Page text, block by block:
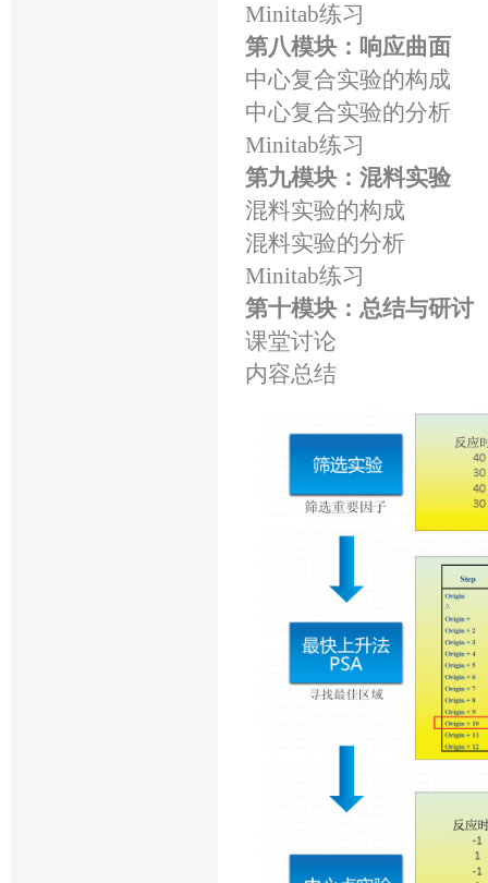
Minitab练习
第八模块：响应曲面
中心复合实验的构成
中心复合实验的分析
Minitab练习
第九模块：混料实验
混料实验的构成
混料实验的分析
Minitab练习
第十模块：总结与研讨
课堂讨论
内容总结